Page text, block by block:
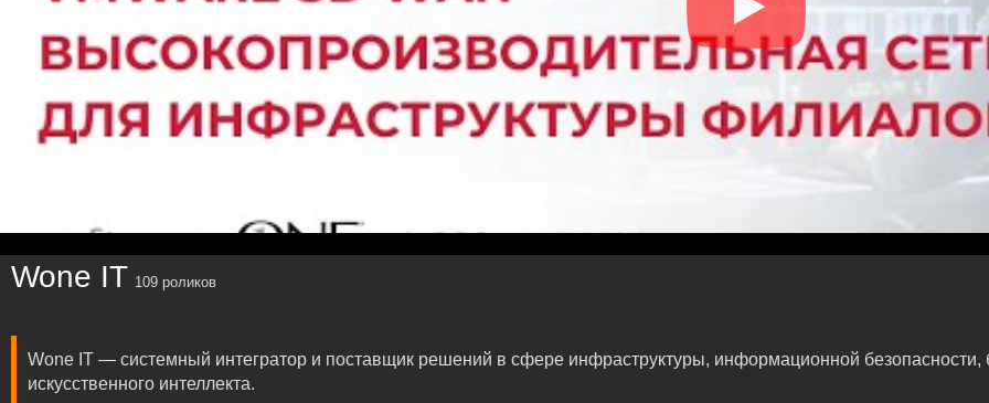
Wone IT 109 роликов
Wone IT — системный интегратор и поставщик решений в сфере инфраструктуры, информационной безопасности,
искусственного интеллекта.